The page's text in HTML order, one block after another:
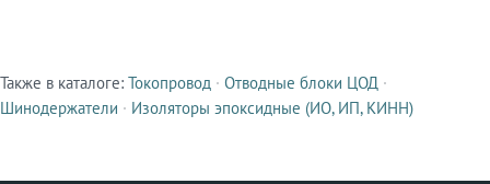
Смежные продукты
Также в каталоге: Токопровод · Отводные блоки ЦОД ·
Шинодержатели · Изоляторы эпоксидные (ИО, ИП, КИНН)